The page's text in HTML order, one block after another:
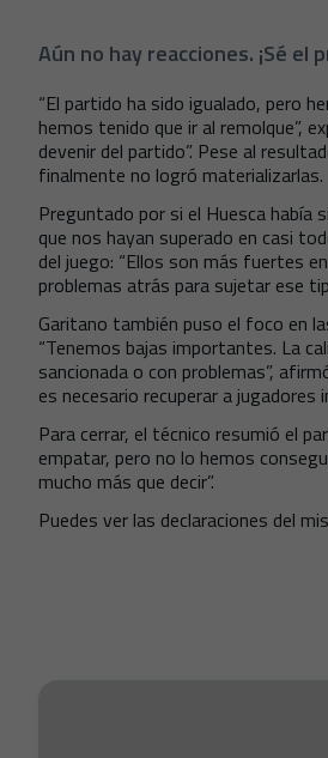
Aún no hay reacciones. ¡Sé el
“El partido ha sido igualado, pero
hemos tenido que ir al remolque”,
devenir del partido”. Pese al
finalmente no logró materializarlas.
Preguntado por si el Huesca había
que nos hayan superado en casi
del juego: “Ellos son más fuertes
problemas atrás para sujetar ese
Garitano también puso el foco en
“Tenemos bajas importantes. La
sancionada o con problemas”,
es necesario recuperar a
Para cerrar, el técnico resumió el
empatar, pero no lo hemos
mucho más que decir”.
Puedes ver las declaraciones del